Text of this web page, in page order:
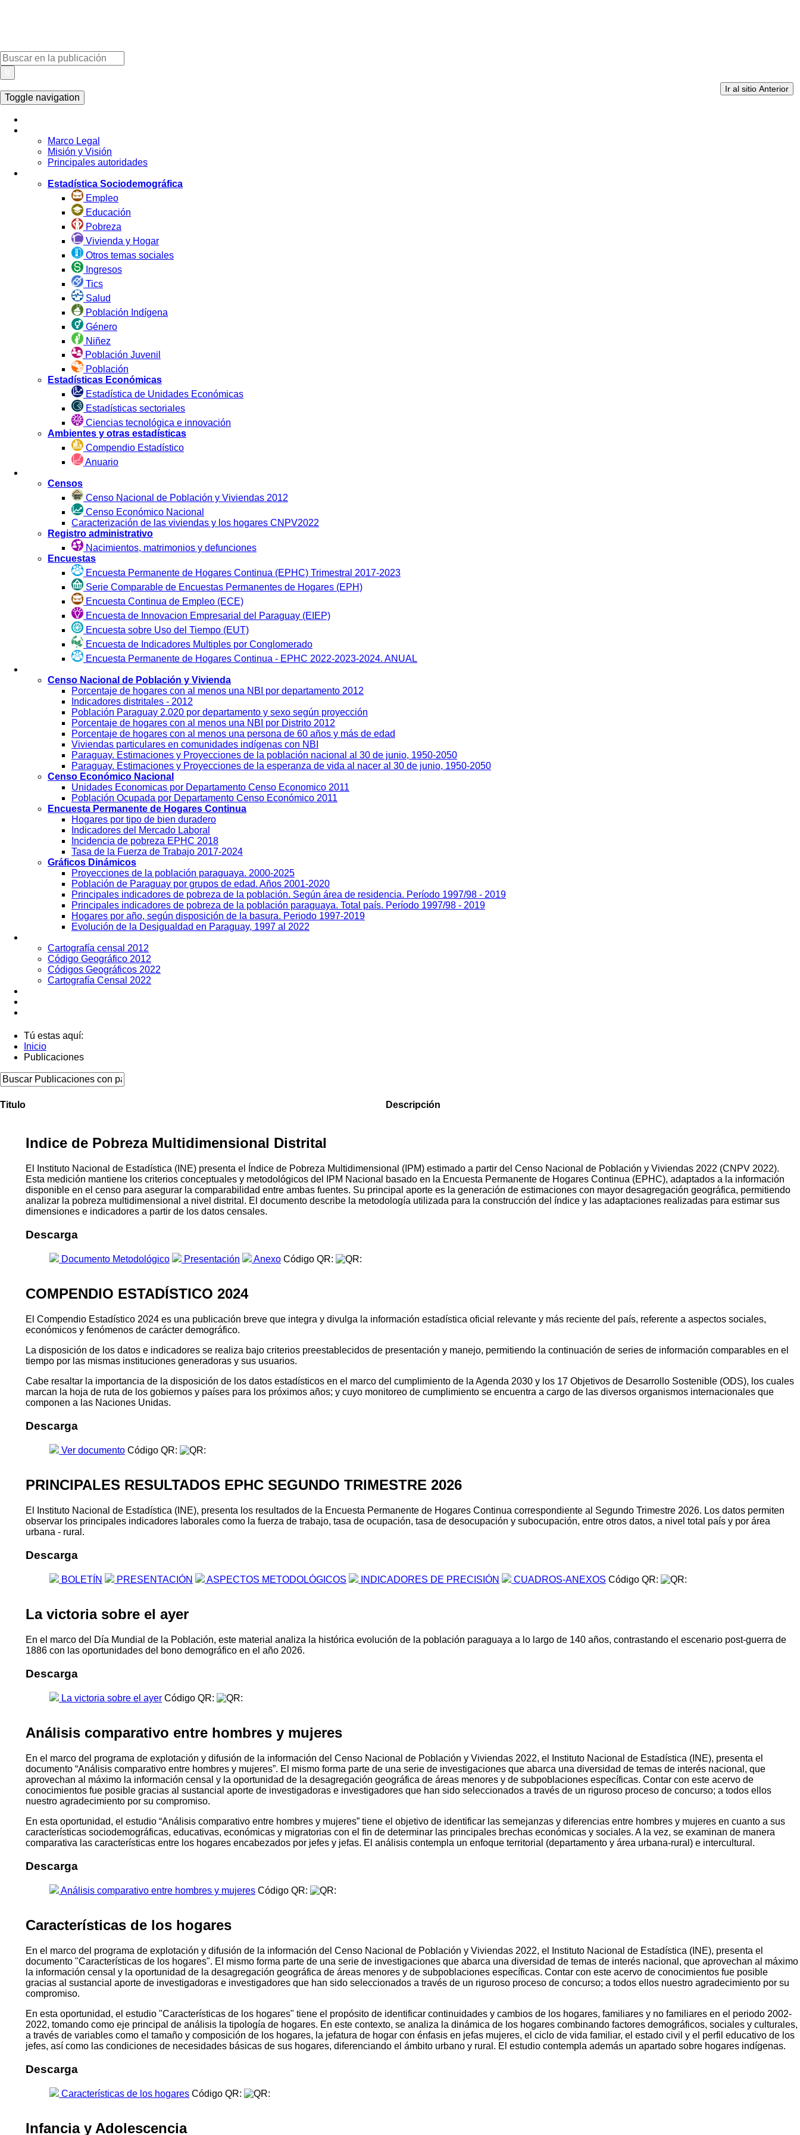
Ir al sitio Anterior
Toggle navigation
Marco Legal
Misión y Visión
Principales autoridades
Estadística Sociodemográfica
Empleo
Educación
Pobreza
Vivienda y Hogar
Otros temas sociales
Ingresos
Tics
Salud
Población Indígena
Género
Niñez
Población Juvenil
Población
Estadísticas Económicas
Estadística de Unidades Económicas
Estadísticas sectoriales
Ciencias tecnológica e innovación
Ambientes y otras estadísticas
Compendio Estadístico
Anuario
Censos
Censo Nacional de Población y Viviendas 2012
Censo Económico Nacional
Caracterización de las viviendas y los hogares CNPV2022
Registro administrativo
Nacimientos, matrimonios y defunciones
Encuestas
Encuesta Permanente de Hogares Continua (EPHC) Trimestral 2017-2023
Serie Comparable de Encuestas Permanentes de Hogares (EPH)
Encuesta Continua de Empleo (ECE)
Encuesta de Innovacion Empresarial del Paraguay (EIEP)
Encuesta sobre Uso del Tiempo (EUT)
Encuesta de Indicadores Multiples por Conglomerado
Encuesta Permanente de Hogares Continua - EPHC 2022-2023-2024. ANUAL
Censo Nacional de Población y Vivienda
Porcentaje de hogares con al menos una NBI por departamento 2012
Indicadores distritales - 2012
Población Paraguay 2.020 por departamento y sexo según proyección
Porcentaje de hogares con al menos una NBI por Distrito 2012
Porcentaje de hogares con al menos una persona de 60 años y más de edad
Viviendas particulares en comunidades indígenas con NBI
Paraguay. Estimaciones y Proyecciones de la población nacional al 30 de junio, 1950-2050
Paraguay. Estimaciones y Proyecciones de la esperanza de vida al nacer al 30 de junio, 1950-2050
Censo Económico Nacional
Unidades Economicas por Departamento Censo Economico 2011
Población Ocupada por Departamento Censo Económico 2011
Encuesta Permanente de Hogares Continua
Hogares por tipo de bien duradero
Indicadores del Mercado Laboral
Incidencia de pobreza EPHC 2018
Tasa de la Fuerza de Trabajo 2017-2024
Gráficos Dinámicos
Proyecciones de la población paraguaya. 2000-2025
Población de Paraguay por grupos de edad. Años 2001-2020
Principales indicadores de pobreza de la población. Según área de residencia. Período 1997/98 - 2019
Principales indicadores de pobreza de la población paraguaya. Total país. Período 1997/98 - 2019
Hogares por año, según disposición de la basura. Periodo 1997-2019
Evolución de la Desigualdad en Paraguay, 1997 al 2022
Cartografía censal 2012
Código Geográfico 2012
Códigos Geográficos 2022
Cartografía Censal 2022
Tú estas aquí:
Inicio
Publicaciones
Titulo Descripción
Indice de Pobreza Multidimensional Distrital
El Instituto Nacional de Estadística (INE) presenta el Índice de Pobreza Multidimensional (IPM) estimado a partir del Censo Nacional de Población y Viviendas 2022 (CNPV 2022).
Esta medición mantiene los criterios conceptuales y metodológicos del IPM Nacional basado en la Encuesta Permanente de Hogares Continua (EPHC), adaptados a la información
disponible en el censo para asegurar la comparabilidad entre ambas fuentes. Su principal aporte es la generación de estimaciones con mayor desagregación geográfica, permitiendo
analizar la pobreza multidimensional a nivel distrital. El documento describe la metodología utilizada para la construcción del índice y las adaptaciones realizadas para estimar sus
dimensiones e indicadores a partir de los datos censales.
Descarga
Documento Metodológico Presentación Anexo Código QR:
COMPENDIO ESTADÍSTICO 2024
El Compendio Estadístico 2024 es una publicación breve que integra y divulga la información estadística oficial relevante y más reciente del país, referente a aspectos sociales,
económicos y fenómenos de carácter demográfico.
La disposición de los datos e indicadores se realiza bajo criterios preestablecidos de presentación y manejo, permitiendo la continuación de series de información comparables en el
tiempo por las mismas instituciones generadoras y sus usuarios.
Cabe resaltar la importancia de la disposición de los datos estadísticos en el marco del cumplimiento de la Agenda 2030 y los 17 Objetivos de Desarrollo Sostenible (ODS), los cuales
marcan la hoja de ruta de los gobiernos y países para los próximos años; y cuyo monitoreo de cumplimiento se encuentra a cargo de las diversos organismos internacionales que
componen a las Naciones Unidas.
Descarga
Ver documento Código QR:
PRINCIPALES RESULTADOS EPHC SEGUNDO TRIMESTRE 2026
El Instituto Nacional de Estadística (INE), presenta los resultados de la Encuesta Permanente de Hogares Continua correspondiente al Segundo Trimestre 2026. Los datos permiten
observar los principales indicadores laborales como la fuerza de trabajo, tasa de ocupación, tasa de desocupación y subocupación, entre otros datos, a nivel total país y por área
urbana - rural.
Descarga
BOLETÍN PRESENTACIÓN ASPECTOS METODOLÓGICOS INDICADORES DE PRECISIÓN CUADROS-ANEXOS Código QR:
La victoria sobre el ayer
En el marco del Día Mundial de la Población, este material analiza la histórica evolución de la población paraguaya a lo largo de 140 años, contrastando el escenario post-guerra de
1886 con las oportunidades del bono demográfico en el año 2026.
Descarga
La victoria sobre el ayer Código QR:
Análisis comparativo entre hombres y mujeres
En el marco del programa de explotación y difusión de la información del Censo Nacional de Población y Viviendas 2022, el Instituto Nacional de Estadística (INE), presenta el
documento “Análisis comparativo entre hombres y mujeres”. El mismo forma parte de una serie de investigaciones que abarca una diversidad de temas de interés nacional, que
aprovechan al máximo la información censal y la oportunidad de la desagregación geográfica de áreas menores y de subpoblaciones específicas. Contar con este acervo de
conocimientos fue posible gracias al sustancial aporte de investigadoras e investigadores que han sido seleccionados a través de un riguroso proceso de concurso; a todos ellos
nuestro agradecimiento por su compromiso.
En esta oportunidad, el estudio “Análisis comparativo entre hombres y mujeres” tiene el objetivo de identificar las semejanzas y diferencias entre hombres y mujeres en cuanto a sus
características sociodemográficas, educativas, económicas y migratorias con el fin de determinar las principales brechas económicas y sociales. A la vez, se examinan de manera
comparativa las características entre los hogares encabezados por jefes y jefas. El análisis contempla un enfoque territorial (departamento y área urbana-rural) e intercultural.
Descarga
Análisis comparativo entre hombres y mujeres Código QR:
Características de los hogares
En el marco del programa de explotación y difusión de la información del Censo Nacional de Población y Viviendas 2022, el Instituto Nacional de Estadística (INE), presenta el
documento "Características de los hogares". El mismo forma parte de una serie de investigaciones que abarca una diversidad de temas de interés nacional, que aprovechan al máximo
la información censal y la oportunidad de la desagregación geográfica de áreas menores y de subpoblaciones específicas. Contar con este acervo de conocimientos fue posible
gracias al sustancial aporte de investigadoras e investigadores que han sido seleccionados a través de un riguroso proceso de concurso; a todos ellos nuestro agradecimiento por su
compromiso.
En esta oportunidad, el estudio "Características de los hogares" tiene el propósito de identificar continuidades y cambios de los hogares, familiares y no familiares en el periodo 2002-
2022, tomando como eje principal de análisis la tipología de hogares. En este contexto, se analiza la dinámica de los hogares combinando factores demográficos, sociales y culturales,
a través de variables como el tamaño y composición de los hogares, la jefatura de hogar con énfasis en jefas mujeres, el ciclo de vida familiar, el estado civil y el perfil educativo de los
jefes, así como las condiciones de necesidades básicas de sus hogares, diferenciando el ámbito urbano y rural. El estudio contempla además un apartado sobre hogares indígenas.
Descarga
Características de los hogares Código QR:
Infancia y Adolescencia